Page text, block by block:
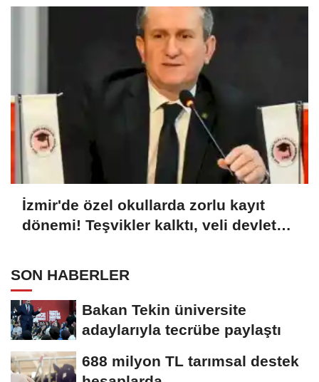
İzmir'de özel okullarda zorlu kayıt
dönemi! Teşvikler kalktı, veli devlet
SON HABERLER
Bakan Tekin üniversite
adaylarıyla tecrübe paylaştı
688 milyon TL tarımsal destek